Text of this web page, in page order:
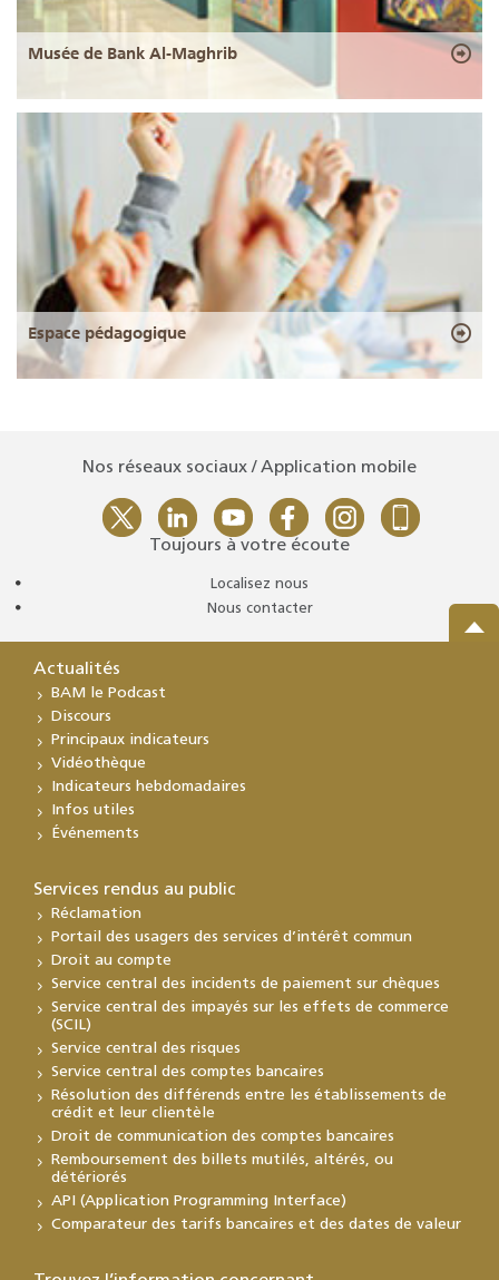
Musée de Bank Al-Maghrib
Espace pédagogique
Nos réseaux sociaux / Application mobile
Toujours à votre écoute
Localisez nous
Nous contacter
Actualités
BAM le Podcast
Discours
Principaux indicateurs
Vidéothèque
Indicateurs hebdomadaires
Infos utiles
Événements
Services rendus au public
Réclamation
Portail des usagers des services d’intérêt commun
Droit au compte
Service central des incidents de paiement sur chèques
Service central des impayés sur les effets de commerce
(SCIL)
Service central des risques
Service central des comptes bancaires
Résolution des différends entre les établissements de
crédit et leur clientèle
Droit de communication des comptes bancaires
Remboursement des billets mutilés, altérés, ou
détériorés
API (Application Programming Interface)
Comparateur des tarifs bancaires et des dates de valeur